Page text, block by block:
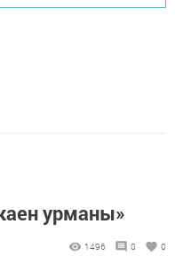
урманы»
1496 0 0